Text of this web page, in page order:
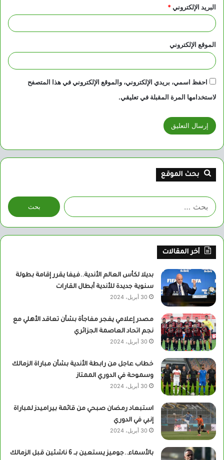
البريد الإلكتروني*
الموقع الإلكتروني
احفظ اسمي، بريدي الإلكتروني، والموقع الإلكتروني في هذا المتصفح
لاستخدامها المرة المقبلة في تعليقي.
بحث الموقع
البحث
عن:
أخر المقالات
بديلا لكأس العالم الأندية..فيفا يقرر إقامة بطولة
سنوية جديدة للأندية أبطال القارات
30 أبريل، 2024
مصدر إعلامي يفجر مفاجأة بشأن تعاقد الأهلي مع
نجم اتحاد العاصمة الجزائري
30 أبريل، 2024
خطاب عاجل من رابطة الأندية بشأن مباراة الزمالك
وسموحة في الدوري الممتاز
30 أبريل، 2024
استبعاد رمضان صبحي من قائمة بيراميدز لمباراة
إنبي في الدوري
30 أبريل، 2024
بالأسماء..جوميز يستعين بــ 6 ناشئين قبل الزمالك